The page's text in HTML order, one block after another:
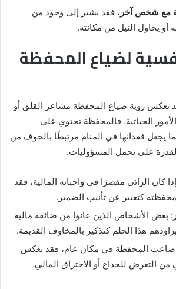
مع شخص آخر ، فقد يشير إلى وجود من
أو يحاول النيل من مكانته.
لضياع المحفظة
تعكس رؤية ضياع المحفظة مشاعر القلق أو
الحياتية. فالمحفظة تحتوي على
يجعل فقدانها في المنام مرتبطًا بالخوف من
على تحمل المسؤوليات.
كان الرائي مقصرًا في واجباته المالية، فقد
كتعبير عن تأنيب الضمير.
: بعض الأشخاص الذين عانوا من ضائقة مالية
هذا الحلم كتذكير بالمخاوف القديمة.
ضاعت المحفظة في مكان عام، فقد يعكس
التعرض للخداع أو الاختراق المالي.